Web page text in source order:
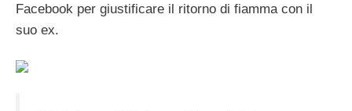
Facebook per giustificare il ritorno di fiamma con il
suo ex.